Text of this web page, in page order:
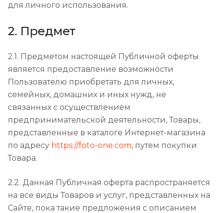
для личного использования.
2. Предмет
2.1. Предметом настоящей Публичной оферты
является предоставление возможности
Пользователю приобретать для личных,
семейных, домашних и иных нужд, не
связанных с осуществлением
предпринимательской деятельности, Товары,
представленные в каталоге Интернет-магазина
по адресу https://foto-one.com, путем покупки
Товара.
2.2. Данная Публичная оферта распространяется
на все виды Товаров и услуг, представленных на
Сайте, пока такие предложения с описанием